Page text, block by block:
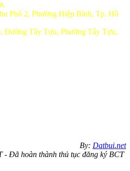
Phố 2, Phường Hiệp Bình, Tp. Hồ
Đường Tây Tựu, Phường Tây Tựu,
By: Datbui.net
Đã hoàn thành thủ tục đăng ký BCT